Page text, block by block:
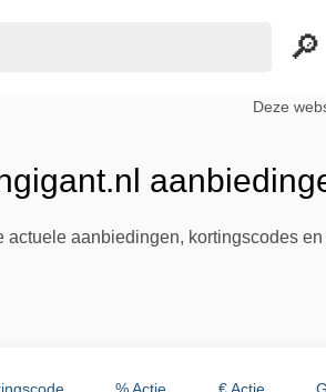
Deze
actuele aanbiedingen, kortingscodes